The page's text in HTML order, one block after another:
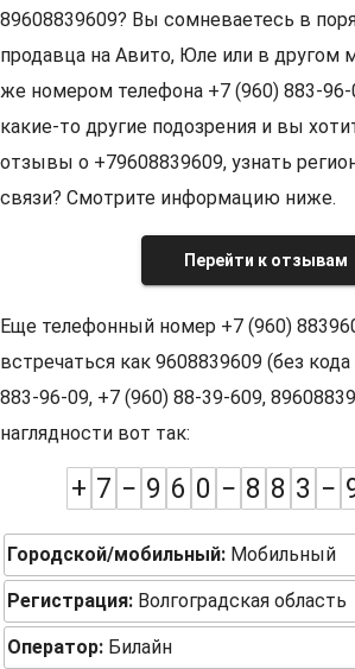
89608839609? Вы сомневаетесь в
продавца на Авито, Юле или в другом
же номером телефона +7 (960) 883-96-
какие-то другие подозрения и вы
отзывы о +79608839609, узнать
связи? Смотрите информацию ниже.
Перейти к отзывам
Еще телефонный номер +7 (960)
встречаться как 9608839609 (без
883-96-09, +7 (960) 88-39-609,
наглядности вот так:
+ 7 − 9 6 0 − 8 8 3 −
Городской/мобильный: Мобильный
Регистрация: Волгоградская область
Оператор: Билайн